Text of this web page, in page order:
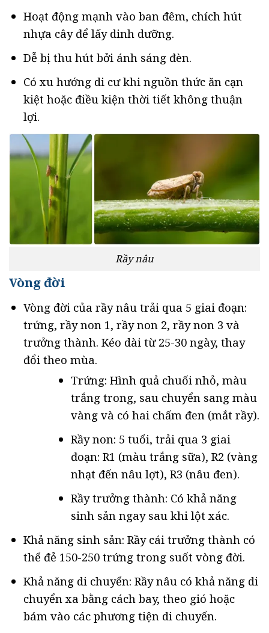
Hoạt động mạnh vào ban đêm, chích hút
nhựa cây để lấy dinh dưỡng.
Dễ bị thu hút bởi ánh sáng đèn.
Có xu hướng di cư khi nguồn thức ăn cạn
kiệt hoặc điều kiện thời tiết không thuận
lợi.
Rầy nâu
Vòng đời
Vòng đời của rầy nâu trải qua 5 giai đoạn:
trứng, rầy non 1, rầy non 2, rầy non 3 và
trưởng thành. Kéo dài từ 25-30 ngày, thay
đổi theo mùa.
Trứng: Hình quả chuối nhỏ, màu
trắng trong, sau chuyển sang màu
vàng và có hai chấm đen (mắt rầy).
Rầy non: 5 tuổi, trải qua 3 giai
đoạn: R1 (màu trắng sữa), R2 (vàng
nhạt đến nâu lợt), R3 (nâu đen).
Rầy trưởng thành: Có khả năng
sinh sản ngay sau khi lột xác.
Khả năng sinh sản: Rầy cái trưởng thành có
thể đẻ 150-250 trứng trong suốt vòng đời.
Khả năng di chuyển: Rầy nâu có khả năng di
chuyển xa bằng cách bay, theo gió hoặc
bám vào các phương tiện di chuyển.